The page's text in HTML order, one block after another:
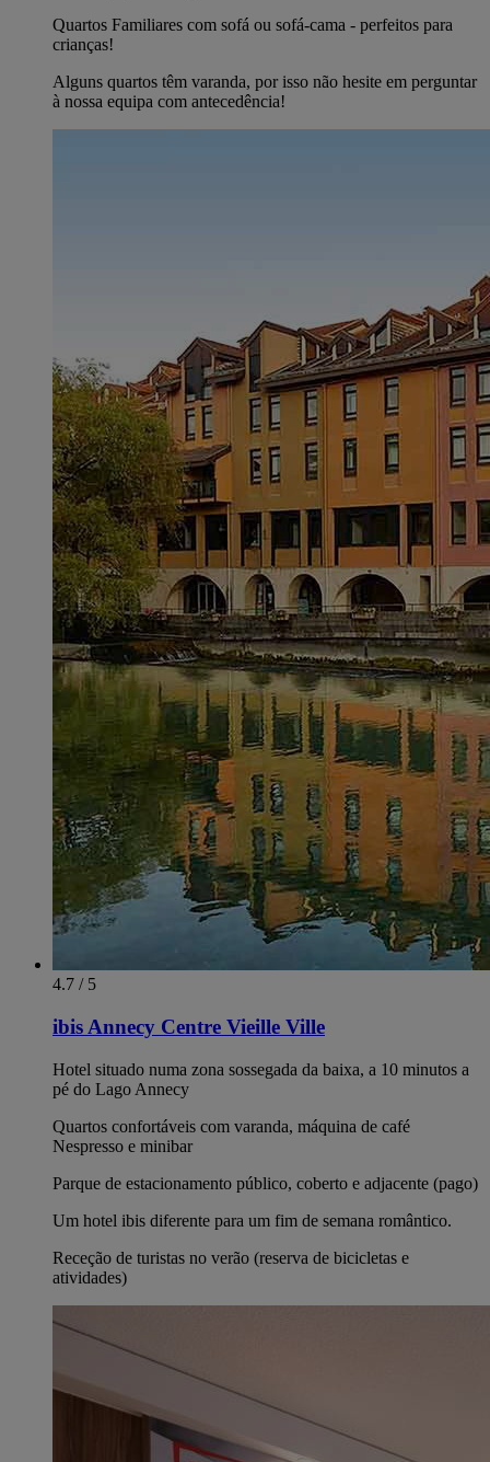
Quartos Familiares com sofá ou sofá-cama - perfeitos para
crianças!
Alguns quartos têm varanda, por isso não hesite em perguntar
à nossa equipa com antecedência!
4.7 / 5
ibis Annecy Centre Vieille Ville
Hotel situado numa zona sossegada da baixa, a 10 minutos a
pé do Lago Annecy
Quartos confortáveis com varanda, máquina de café
Nespresso e minibar
Parque de estacionamento público, coberto e adjacente (pago)
Um hotel ibis diferente para um fim de semana romântico.
Receção de turistas no verão (reserva de bicicletas e
atividades)